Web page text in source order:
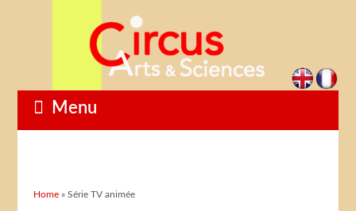
Menu
You are here
Home » Série TV animée